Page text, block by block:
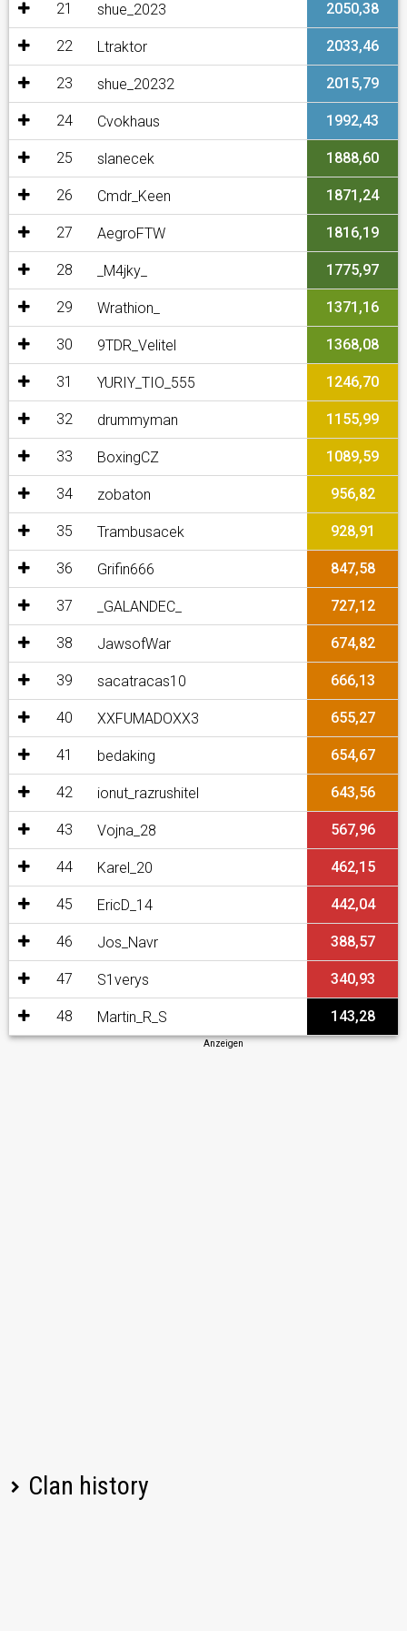
21 shue_2023 2050,38
22 Ltraktor 2033,46
23 shue_20232 2015,79
24 Cvokhaus 1992,43
25 slanecek 1888,60
26 Cmdr_Keen 1871,24
27 AegroFTW 1816,19
28 _M4jky_ 1775,97
29 Wrathion_ 1371,16
30 9TDR_Velitel 1368,08
31 YURIY_TIO_555 1246,70
32 drummyman 1155,99
33 BoxingCZ 1089,59
34 zobaton 956,82
35 Trambusacek 928,91
36 Grifin666 847,58
37 _GALANDEC_ 727,12
38 JawsofWar 674,82
39 sacatracas10 666,13
40 XXFUMADOXX3 655,27
41 bedaking 654,67
42 ionut_razrushitel 643,56
43 Vojna_28 567,96
44 Karel_20 462,15
45 EricD_14 442,04
46 Jos_Navr 388,57
47 S1verys 340,93
48 Martin_R_S 143,28
Anzeigen
Clan history